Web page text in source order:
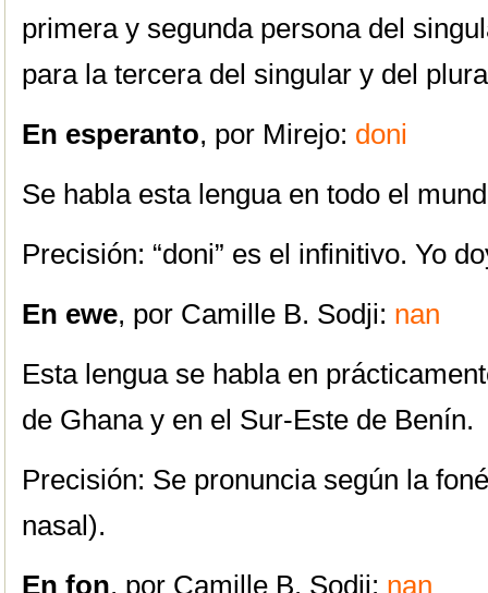
primera y segunda persona del
para la tercera del singular y del
En esperanto, por Mirejo: doni
Se habla esta lengua en todo el
Precisión: “doni” es el infinitivo. Yo
En ewe, por Camille B. Sodji: nan
Esta lengua se habla en
de Ghana y en el Sur-Este de Benín.
Precisión: Se pronuncia según la
nasal).
En fon, por Camille B. Sodji: nan